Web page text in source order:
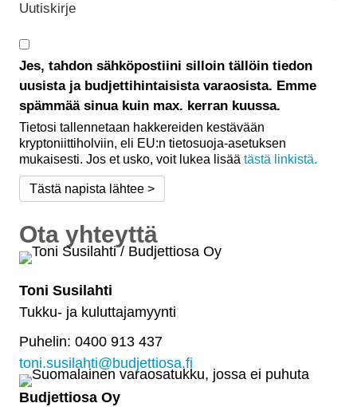
Uutiskirje
Jes, tahdon sähköpostiini silloin tällöin tiedon
uusista ja budjettihintaisista varaosista. Emme
spämmää sinua kuin max. kerran kuussa.
Tietosi tallennetaan hakkereiden kestävään
kryptoniittiholviin, eli EU:n tietosuoja-asetuksen
mukaisesti. Jos et usko, voit lukea lisää tästä linkistä.
Ota yhteyttä
Toni Susilahti
Tukku- ja kuluttajamyynti
Puhelin: 0400 913 437
toni.susilahti@budjettiosa.fi
Budjettiosa Oy